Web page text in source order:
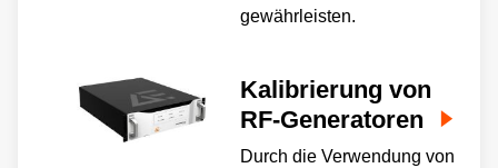
gewährleisten.
Kalibrierung von
RF-Generatoren
Durch die Verwendung von